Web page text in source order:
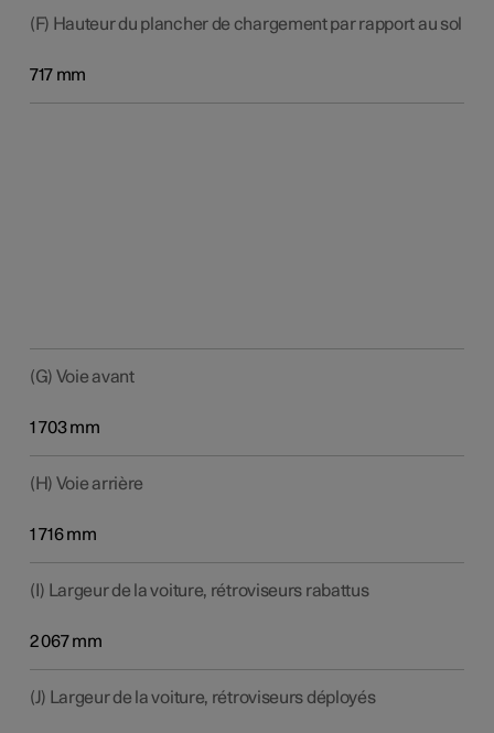
(F) Hauteur du plancher de chargement par rapport au sol
717 mm
(G) Voie avant
1 703 mm
(H) Voie arrière
1 716 mm
(I) Largeur de la voiture, rétroviseurs rabattus
2 067 mm
(J) Largeur de la voiture, rétroviseurs déployés